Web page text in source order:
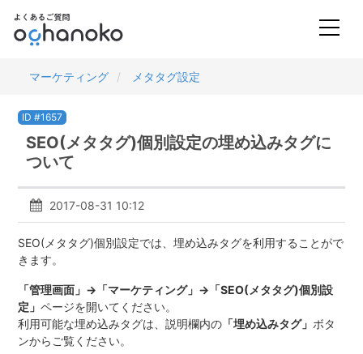
マーケティング メタタグ設定
ID #1657
SEO(メタタグ)個別設定の埋め込みタグに
ついて
2017-08-31 10:12
SEO(メタタグ)個別設定では、埋め込みタグを利用することがで
きます。
「管理画面」→「マーケティング」→「SEO(メタタグ)個別設
定」 ページを開いてください。
利用可能な埋め込みタグは、説明欄内の 「埋め込みタグ」 ボタ
ンからご覧ください。